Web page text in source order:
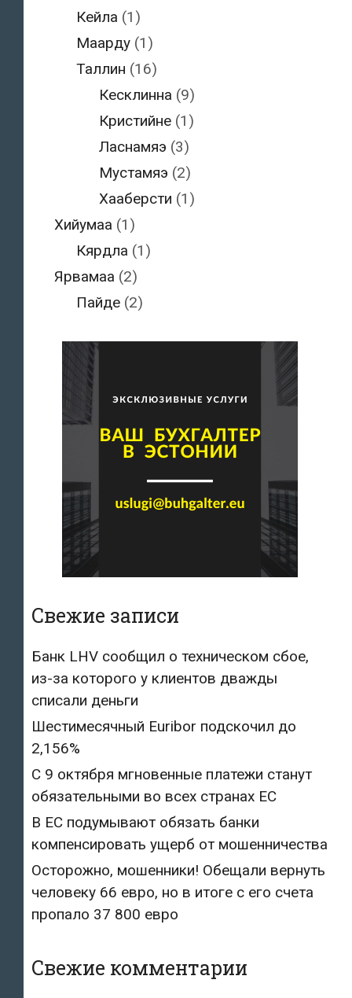
Кейла (1)
Маарду (1)
Таллин (16)
Кесклинна (9)
Кристийне(1)
Ласнамяэ (3)
Мустамяэ (2)
Хааберсти (1)
Хийумаа (1)
Кярдла (1)
Ярвамаа (2)
Пайде (2)
Свежие записи
Банк LHV сообщил о техническом сбое,
из-за которого у клиентов дважды
списали деньги
Шестимесячный Euribor подскочил до
2,156%
С 9 октября мгновенные платежи станут
обязательными во всех странах ЕС
В ЕС подумывают обязать банки
компенсировать ущерб от мошенничества
Осторожно, мошенники! Обещали вернуть
человеку 66 евро, но в итоге с его счета
пропало 37 800 евро
Свежие комментарии